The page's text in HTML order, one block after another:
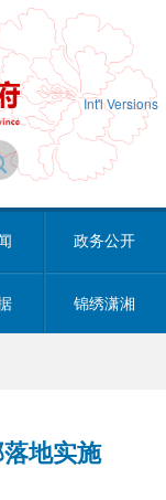
Int'l Versions
政务公开
锦绣潇湘
地实施